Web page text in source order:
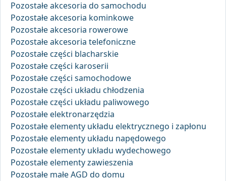
Pozostałe akcesoria do samochodu
Pozostałe akcesoria kominkowe
Pozostałe akcesoria rowerowe
Pozostałe akcesoria telefoniczne
Pozostałe części blacharskie
Pozostałe części karoserii
Pozostałe części samochodowe
Pozostałe części układu chłodzenia
Pozostałe części układu paliwowego
Pozostałe elektronarzędzia
Pozostałe elementy układu elektrycznego i zapłonu
Pozostałe elementy układu napędowego
Pozostałe elementy układu wydechowego
Pozostałe elementy zawieszenia
Pozostałe małe AGD do domu